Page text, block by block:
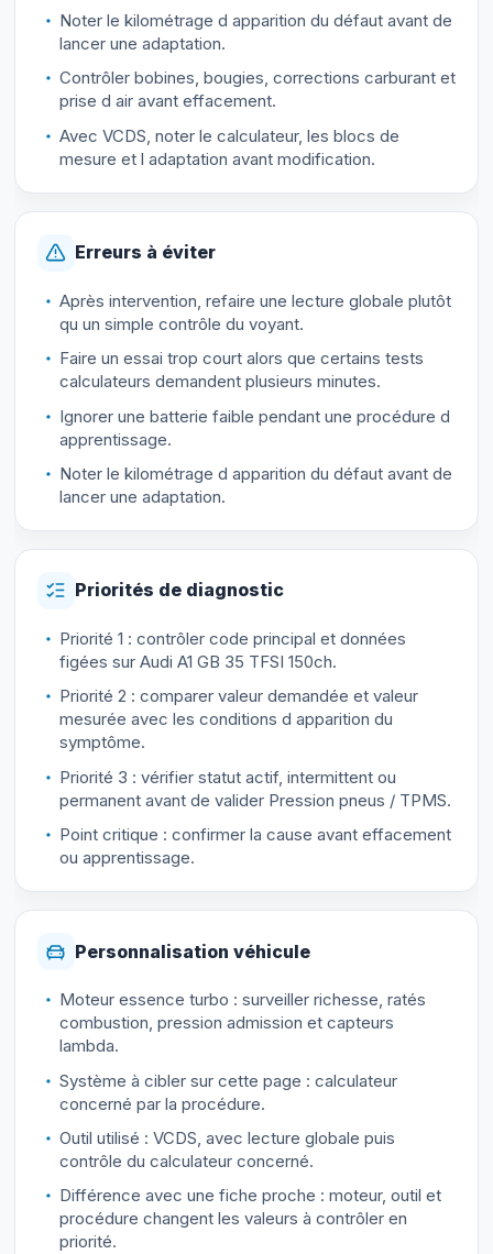
Noter le kilométrage d apparition du défaut avant de
lancer une adaptation.
Contrôler bobines, bougies, corrections carburant et
prise d air avant effacement.
Avec VCDS, noter le calculateur, les blocs de
mesure et l adaptation avant modification.
Erreurs à éviter
Après intervention, refaire une lecture globale plutôt
qu un simple contrôle du voyant.
Faire un essai trop court alors que certains tests
calculateurs demandent plusieurs minutes.
Ignorer une batterie faible pendant une procédure d
apprentissage.
Noter le kilométrage d apparition du défaut avant de
lancer une adaptation.
Priorités de diagnostic
Priorité 1 : contrôler code principal et données
figées sur Audi A1 GB 35 TFSI 150ch.
Priorité 2 : comparer valeur demandée et valeur
mesurée avec les conditions d apparition du
symptôme.
Priorité 3 : vérifier statut actif, intermittent ou
permanent avant de valider Pression pneus / TPMS.
Point critique : confirmer la cause avant effacement
ou apprentissage.
Personnalisation véhicule
Moteur essence turbo : surveiller richesse, ratés
combustion, pression admission et capteurs
lambda.
Système à cibler sur cette page : calculateur
concerné par la procédure.
Outil utilisé : VCDS, avec lecture globale puis
contrôle du calculateur concerné.
Différence avec une fiche proche : moteur, outil et
procédure changent les valeurs à contrôler en
priorité.